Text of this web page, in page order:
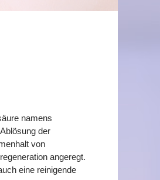
namens
der
von
angeregt.
eine reinigende